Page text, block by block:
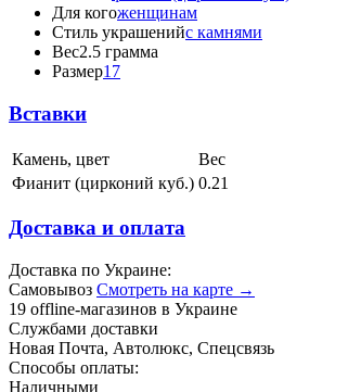
Для когоженщинам
Стиль украшенийс камнями
Вес2.5 грамма
Размер17
Вставки
Камень, цвет
Вес
Фианит (цирконий куб.) 0.21
Доставка и оплата
Доставка по Украине:
Самовывоз Смотреть на карте →
19 offline-магазинов в Украине
Службами доставки
Новая Почта, Автолюкс, Спецсвязь
Способы оплаты:
Наличными